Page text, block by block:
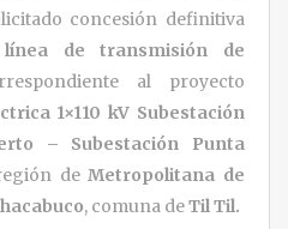
concesión definitiva
de transmisión de
al proyecto
1×110 kV Subestación
– Subestación Punta
deMetropolitana de
, comuna deTil Til.